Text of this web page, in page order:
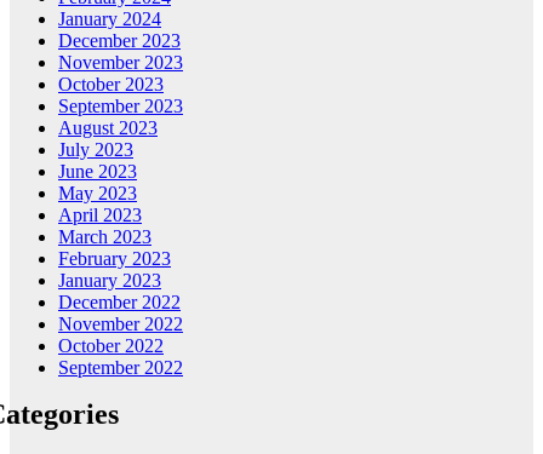
January 2024
December 2023
November 2023
October 2023
September 2023
August 2023
July 2023
June 2023
May 2023
April 2023
March 2023
February 2023
January 2023
December 2022
November 2022
October 2022
September 2022